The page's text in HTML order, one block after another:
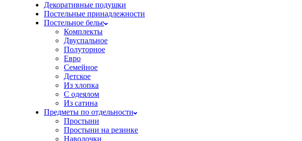
Декоративные подушки
Постельные принадлежности
Постельное белье
Комплекты
Двуспальное
Полуторное
Евро
Семейное
Детское
Из хлопка
С одеялом
Из сатина
Предметы по отдельности
Простыни
Простыни на резинке
Наволочки